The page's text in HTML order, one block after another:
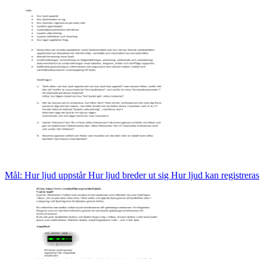
Mål: Hur ljud uppstår Hur ljud breder ut sig Hur ljud kan registreras